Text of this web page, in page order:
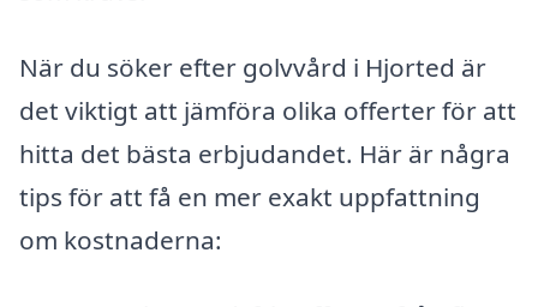
När du söker efter golvvård i Hjorted är
det viktigt att jämföra olika offerter för att
hitta det bästa erbjudandet. Här är några
tips för att få en mer exakt uppfattning
om kostnaderna: